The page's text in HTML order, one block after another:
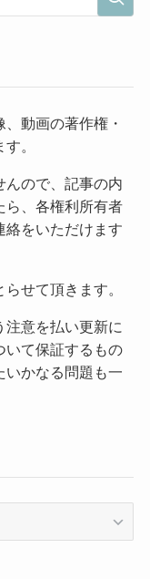
動画の著作権・
。
んので、記事の内
ら、各権利所有者
絡をいただけます
せて頂きます。
注意を払い更新に
いて保証するもの
いかなる問題も一